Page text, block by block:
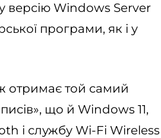
версію Windows Server
програми, як і у
отримає той самий
що й Windows 11,
і службу Wi-Fi Wireless